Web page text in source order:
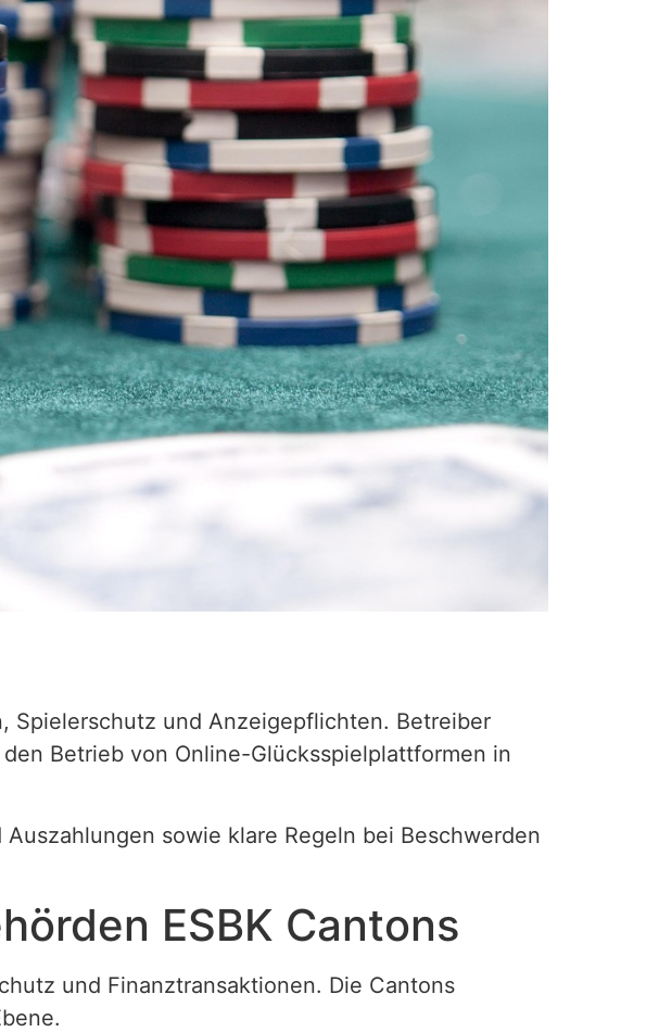
Spielerschutz und Anzeigepflichten. Betreiber
Betrieb von Online-Glücksspielplattformen in
sowie klare Regeln bei Beschwerden
ESBK Cantons
und Finanztransaktionen. Die Cantons